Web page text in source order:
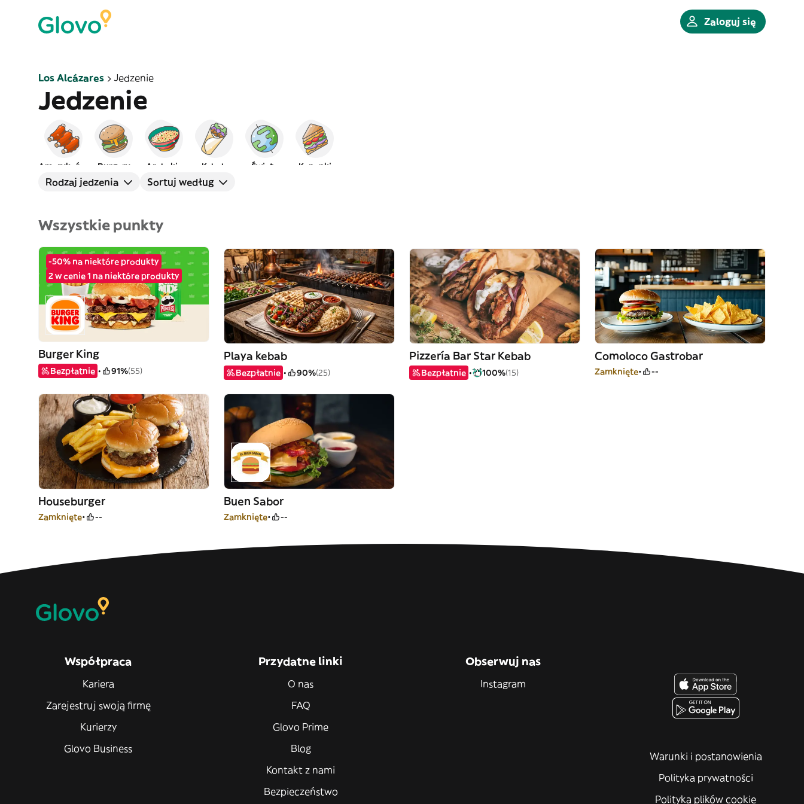
Zaloguj się
Los Alcázares Jedzenie
Jedzenie
Burgery Arabskie Kebab Świata Kanapki
Rodzaj jedzenia Sortuj według
Wszystkie punkty
-50% na niektóre produkty
2 w cenie 1 na niektóre produkty
Burger King
Bezpłatnie 91%(55)
Playa kebab
Bezpłatnie 90%(25)
Pizzería Bar Star Kebab
Bezpłatnie 100%(15)
Comoloco Gastrobar
Zamknięte --
Houseburger
Zamknięte --
Buen Sabor
Zamknięte --
Współpraca
Kariera
Zarejestruj swoją firmę
Kurierzy
Glovo Business
Przydatne linki
O nas
FAQ
Glovo Prime
Blog
Kontakt z nami
Bezpieczeństwo
Obserwuj nas
Instagram
Warunki i postanowienia
Polityka prywatności
Polityka plików cookie